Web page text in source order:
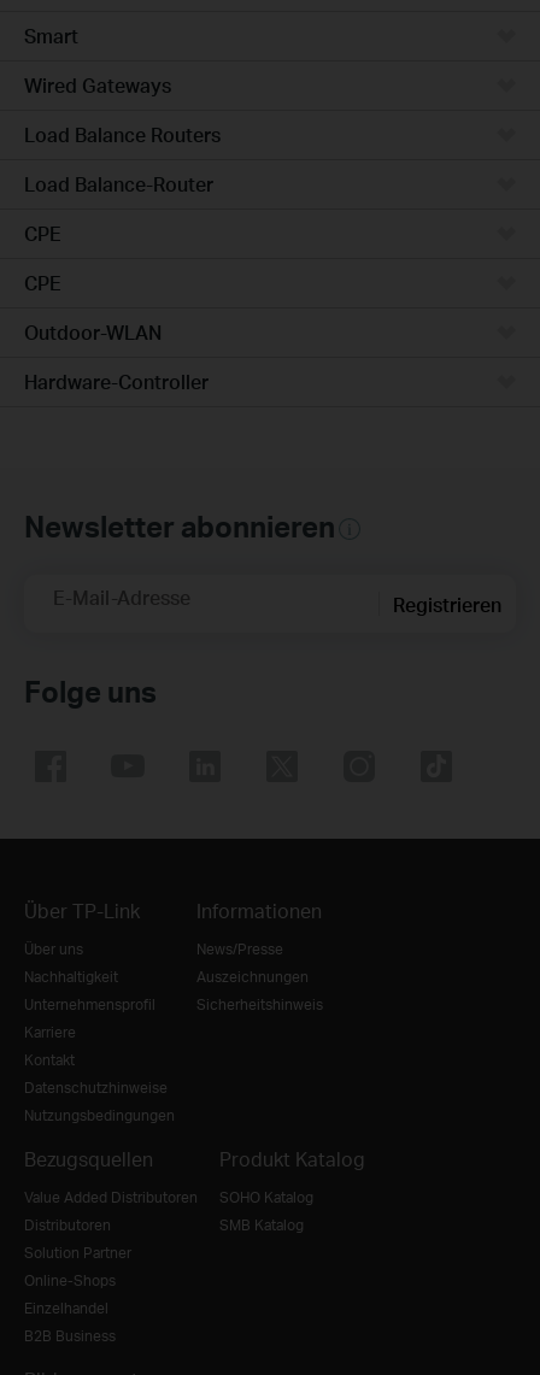
Smart
Wired Gateways
Load Balance Routers
Load Balance-Router
CPE
CPE
Outdoor-WLAN
Hardware-Controller
Newsletter abonnieren
E-Mail-Adresse Registrieren
Folge uns
Über TP-Link
Über uns
Nachhaltigkeit
Unternehmensprofil
Karriere
Kontakt
Datenschutzhinweise
Nutzungsbedingungen
Informationen
News/Presse
Auszeichnungen
Sicherheitshinweis
Bezugsquellen
Value Added Distributoren
Distributoren
Solution Partner
Online-Shops
Einzelhandel
B2B Business
Produkt Katalog
SOHO Katalog
SMB Katalog